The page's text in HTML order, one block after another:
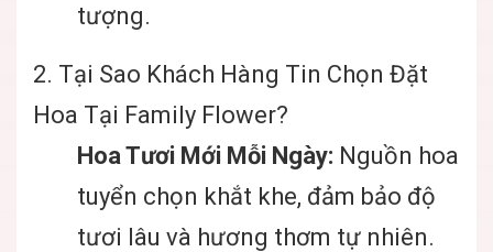
tượng.
2. Tại Sao Khách Hàng Tin Chọn Đặt
Hoa Tại Family Flower?
Hoa Tươi Mới Mỗi Ngày: Nguồn hoa
tuyển chọn khắt khe, đảm bảo độ
tươi lâu và hương thơm tự nhiên.